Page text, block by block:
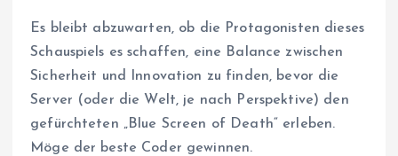
Es bleibt abzuwarten, ob die Protagonisten dieses
Schauspiels es schaffen, eine Balance zwischen
Sicherheit und Innovation zu finden, bevor die
Server (oder die Welt, je nach Perspektive) den
gefürchteten „Blue Screen of Death“ erleben.
Möge der beste Coder gewinnen.